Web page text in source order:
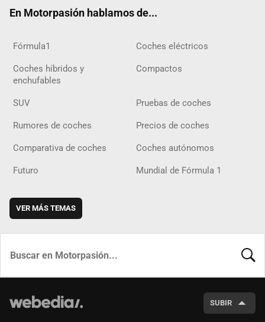
En Motorpasión hablamos de...
Fórmula1 Coches eléctricos
Coches híbridos y
enchufables
Compactos
SUV Pruebas de coches
Rumores de coches Precios de coches
Comparativa de coches Coches autónomos
Futuro Mundial de Fórmula 1
VER MÁS TEMAS
SUBIR